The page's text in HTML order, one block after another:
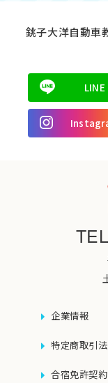
銚子大洋自動車
LINE
TEL
企業情報
特定商取引法
合宿免許契